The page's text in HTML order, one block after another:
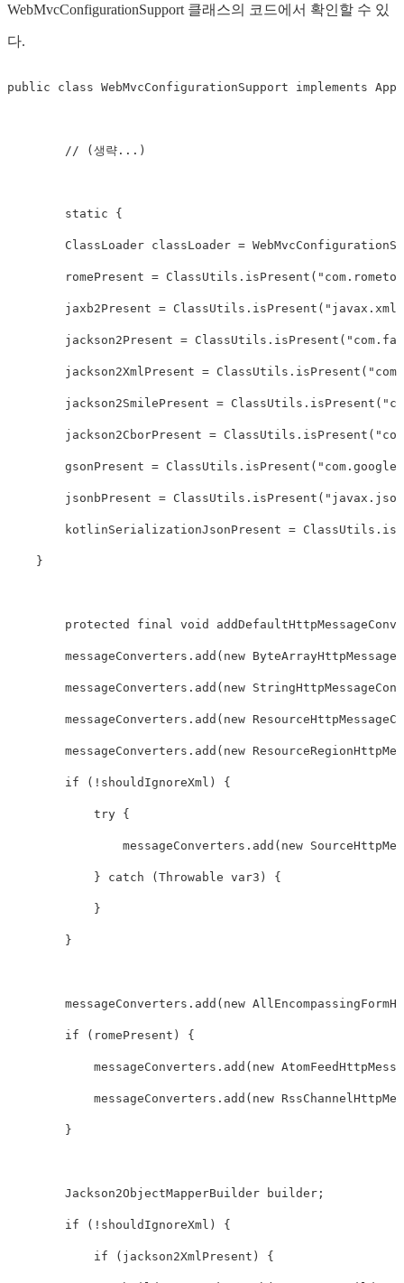
WebMvcConfigurationSupport 클래스의 코드에서 확인할 수 있
다.
public class WebMvcConfigurationSupport implements
// (생략...)
static {
ClassLoader classLoader =
        romePresent
= ClassUtils . isPresent (
        jaxb2Present
= ClassUtils . isPresent (
        jackson2Present
= ClassUtils . isPresent (
        jackson2XmlPresent
= ClassUtils . isPresent (
        jackson2SmilePresent
= ClassUtils . isPresent (
        jackson2CborPresent
= ClassUtils . isPresent (
        gsonPresent
= ClassUtils . isPresent (
        jsonbPresent
= ClassUtils . isPresent (
        kotlinSerializationJsonPresent
= ClassUtils .
}
protected final void
        messageConverters
. add ( new
        messageConverters
. add ( new
        messageConverters
. add ( new
        messageConverters
. add ( new
if ( ! shouldIgnoreXml ) {
try {
                messageConverters
. add ( new
} catch ( Throwable var3 ) {
}
}
        messageConverters
. add ( new
if ( romePresent ) {
            messageConverters
. add ( new
            messageConverters
. add ( new
}
Jackson2ObjectMapperBuilder builder ;
if ( ! shouldIgnoreXml ) {
if ( jackson2XmlPresent ) {